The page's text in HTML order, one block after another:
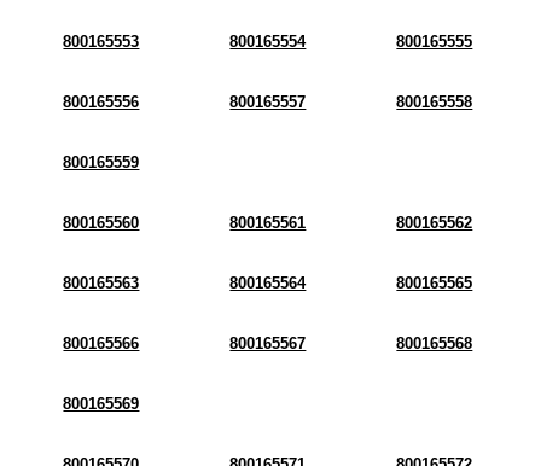
800165553 800165554 800165555
800165556 800165557 800165558
800165559
800165560 800165561 800165562
800165563 800165564 800165565
800165566 800165567 800165568
800165569